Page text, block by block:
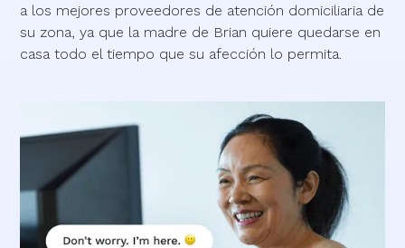
a los mejores proveedores de atención domiciliaria de
su zona, ya que la madre de Brian quiere quedarse en
casa todo el tiempo que su afección lo permita.